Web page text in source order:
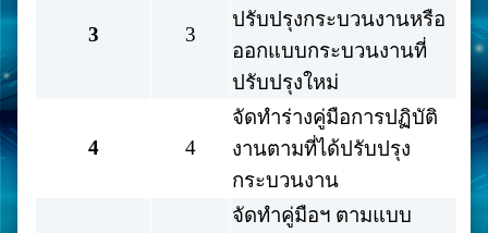
3 3
ปรับปรุงกระบวนงานหรือ
ออกแบบกระบวนงานที่
ปรับปรุงใหม่
4 4
จัดทำร่างคู่มือการปฏิบัติ
งานตามที่ได้ปรับปรุง
กระบวนงาน
จัดทำคู่มือฯ ตามแบบ